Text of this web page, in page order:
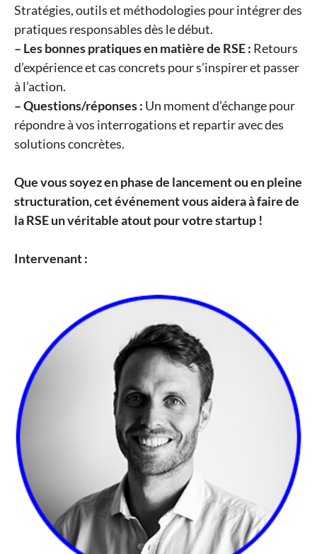
Stratégies, outils et méthodologies pour intégrer des
pratiques responsables dès le début.
– Les bonnes pratiques en matière de RSE : Retours
d’expérience et cas concrets pour s’inspirer et passer
à l’action.
– Questions/réponses : Un moment d’échange pour
répondre à vos interrogations et repartir avec des
solutions concrètes.
Que vous soyez en phase de lancement ou en pleine
structuration, cet événement vous aidera à faire de
la RSE un véritable atout pour votre startup !
Intervenant :